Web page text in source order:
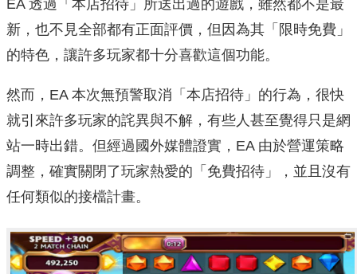
EA 透過「本店招待」所送出過的遊戲，雖然都不是最
新，也不見全部都有正面評價，但因為其「限時免費」
的特色，讓許多玩家都十分喜歡這個功能。
然而，EA 本次無預警取消「本店招待」的行為，很快
就引來許多玩家的詫異與不解，有些人甚至覺得只是網
站一時出錯。但經過國外媒體證實，EA 由於營運策略
調整，確實關閉了玩家熱愛的「免費招待」，並且沒有
任何類似的接檔計畫。